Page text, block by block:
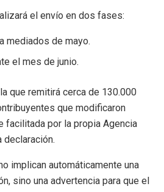
el envío en dos fases:
mediados de mayo.
el mes de junio.
que remitirá cerca de 130.000
que modificaron
facilitada por la propia Agencia
declaración.
implican automáticamente una
sino una advertencia para que el